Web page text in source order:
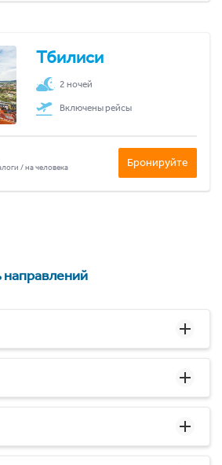
Тбилиси
2 ночей
Включены рейсы
/ на человека Бронируйте
направлений